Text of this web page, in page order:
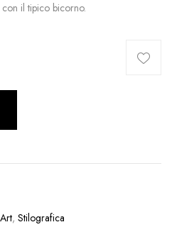
il tipico bicorno.
, Stilografica